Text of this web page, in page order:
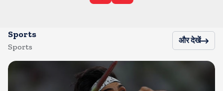
Sports
Sports
और देखें